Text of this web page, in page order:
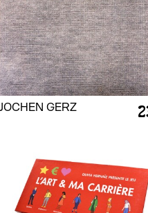
GERZ